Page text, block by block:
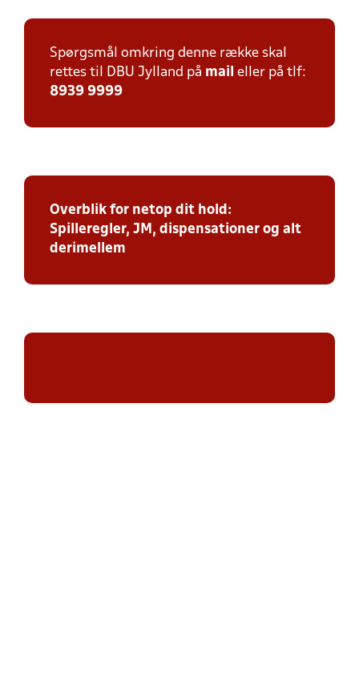
Spørgsmål omkring denne række skal
rettes til DBU Jylland på mail eller på tlf:
8939 9999
Overblik for netop dit hold:
Spilleregler, JM, dispensationer og alt
derimellem